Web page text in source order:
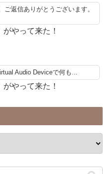
返信ありがとうございます。
やって来た！
Audio Deviceで何も...
やって来た！